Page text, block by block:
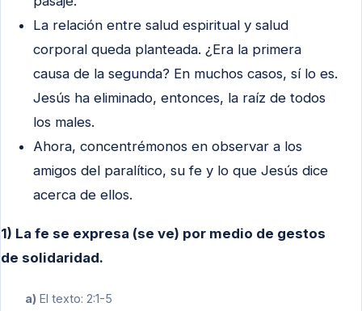
La relación entre salud espiritual y salud
corporal queda planteada. ¿Era la primera
causa de la segunda? En muchos casos, sí lo es.
Jesús ha eliminado, entonces, la raíz de todos
los males.
Ahora, concentrémonos en observar a los
amigos del paralítico, su fe y lo que Jesús dice
acerca de ellos.
1) La fe se expresa (se ve) por medio de gestos
de solidaridad.
a) El texto: 2:1-5